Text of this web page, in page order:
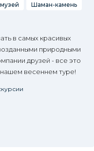
Шаман-камень
в самых красивых
природными
друзей - все это
весеннем туре!